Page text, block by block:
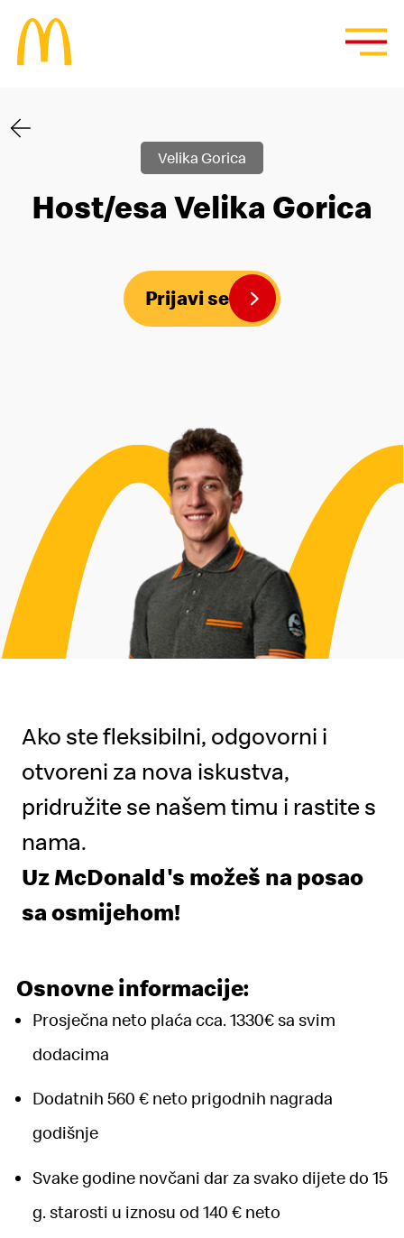
Velika Gorica
Host/esa Velika Gorica
Prijavi se
Ako ste fleksibilni, odgovorni i
otvoreni za nova iskustva,
pridružite se našem timu i rastite s
nama.
Uz McDonald's možeš na posao
sa osmijehom!
Osnovne informacije:
Prosječna neto plaća cca. 1330€ sa svim
dodacima
Dodatnih 560 € neto prigodnih nagrada
godišnje
Svake godine novčani dar za svako dijete do 15
g. starosti u iznosu od 140 € neto